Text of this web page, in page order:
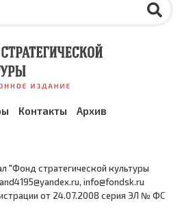
Контакты Архив
"Фонд стратегической культуры
info@fondsk.ru
от 24.07.2008 серия ЭЛ № ФС